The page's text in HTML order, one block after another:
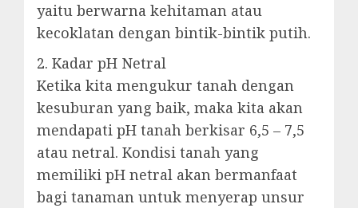
yaitu berwarna kehitaman atau
kecoklatan dengan bintik-bintik putih.
2. Kadar pH Netral
Ketika kita mengukur tanah dengan
kesuburan yang baik, maka kita akan
mendapati pH tanah berkisar 6,5 – 7,5
atau netral. Kondisi tanah yang
memiliki pH netral akan bermanfaat
bagi tanaman untuk menyerap unsur